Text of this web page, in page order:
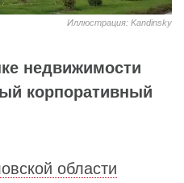
Иллюстрация: Kandinsky
недвижимости
корпоративный
области